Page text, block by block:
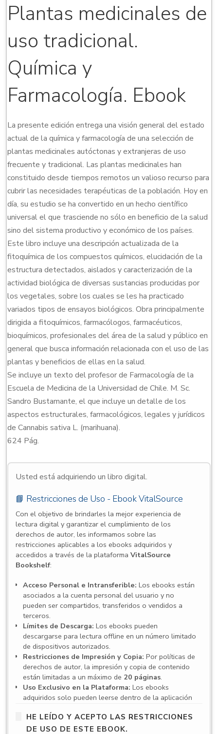
Plantas medicinales de
uso tradicional.
Química y
Farmacología. Ebook
La presente edición entrega una visión general del estado
actual de la química y farmacología de una selección de
plantas medicinales autóctonas y extranjeras de uso
frecuente y tradicional. Las plantas medicinales han
constituido desde tiempos remotos un valioso recurso para
cubrir las necesidades terapéuticas de la población. Hoy en
día, su estudio se ha convertido en un hecho científico
universal el que trasciende no sólo en beneficio de la salud
sino del sistema productivo y económico de los países.
Este libro incluye una descripción actualizada de la
fitoquímica de los compuestos químicos, elucidación de la
estructura detectados, aislados y caracterización de la
actividad biológica de diversas sustancias producidas por
los vegetales, sobre los cuales se les ha practicado
variados tipos de ensayos biológicos. Obra principalmente
dirigida a fitoquímicos, farmacólogos, farmacéuticos,
bioquímicos, profesionales del área de la salud y público en
general que busca información relacionada con el uso de las
plantas y beneficios de ellas en la salud.
Se incluye un texto del profesor de Farmacología de la
Escuela de Medicina de la Universidad de Chile. M. Sc.
Sandro Bustamante, el que incluye un detalle de los
aspectos estructurales, farmacológicos, legales y jurídicos
de Cannabis sativa L. (marihuana).
624 Pág.
Usted está adquiriendo un libro digital.
📘 Restricciones de Uso - Ebook VitalSource
Con el objetivo de brindarles la mejor experiencia de
lectura digital y garantizar el cumplimiento de los
derechos de autor, les informamos sobre las
restricciones aplicables a los ebooks adquiridos y
accedidos a través de la plataforma VitalSource
Bookshelf:
Acceso Personal e Intransferible: Los ebooks están
asociados a la cuenta personal del usuario y no
pueden ser compartidos, transferidos o vendidos a
terceros.
Límites de Descarga: Los ebooks pueden
descargarse para lectura offline en un número limitado
de dispositivos autorizados.
Restricciones de Impresión y Copia: Por políticas de
derechos de autor, la impresión y copia de contenido
están limitadas a un máximo de 20 páginas.
Uso Exclusivo en la Plataforma: Los ebooks
adquiridos solo pueden leerse dentro de la aplicación
crear una cuenta y utilizar la aplicación en español, ya
sea en su versión web o en las aplicaciones para
HE LEÍDO Y ACEPTO LAS RESTRICCIONES
DE USO DE ESTE EBOOK.